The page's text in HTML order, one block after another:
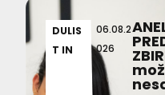
DULIS
T IN
06.08.2
026